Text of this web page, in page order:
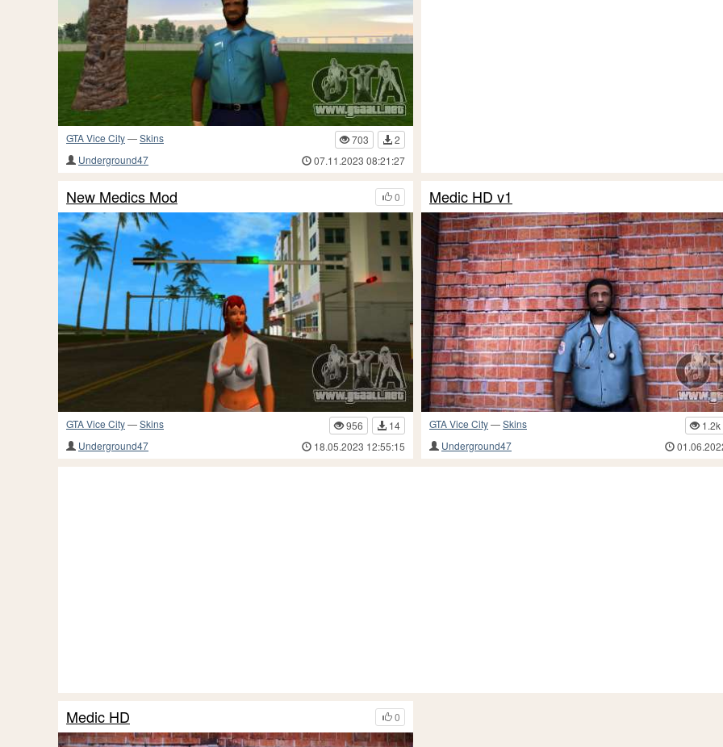
GTA Vice City—Skins 703
2
Underground47
07.11.2023 08:21:27
0
New Medics Mod
GTA Vice City—Skins 956
14
Underground47
18.05.2023 12:55:15
Medic HD v1
GTA Vice City—Skins
1.2k
Underground47
0
Medic HD